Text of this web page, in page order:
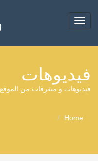
Toggle
navigation
فيديوهات
فيديوهات و متفرقات من الموقع
Home